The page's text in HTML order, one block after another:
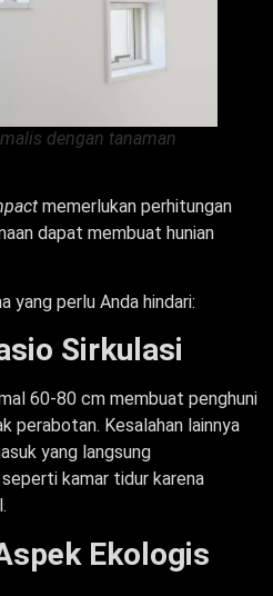
dengan tanaman
memerlukan perhitungan
dapat membuat hunian
yang perlu Anda hindari:
Sirkulasi
60-80 cm membuat penghuni
perabotan. Kesalahan lainnya
yang langsung
kamar tidur karena
Ekologis